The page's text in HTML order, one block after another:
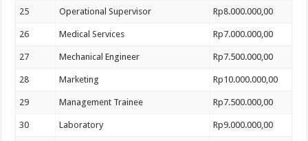
25 Operational Supervisor Rp8.000.000,00
26 Medical Services Rp7.000.000,00
27 Mechanical Engineer Rp7.500.000,00
28 Marketing Rp10.000.000,00
29 Management Trainee Rp7.500.000,00
30 Laboratory Rp9.000.000,00